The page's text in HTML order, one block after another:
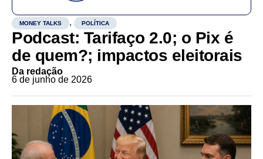
MONEY TALKS , POLÍTICA
Podcast: Tarifaço 2.0; o Pix é
de quem?; impactos eleitorais
Da redação
6 de junho de 2026